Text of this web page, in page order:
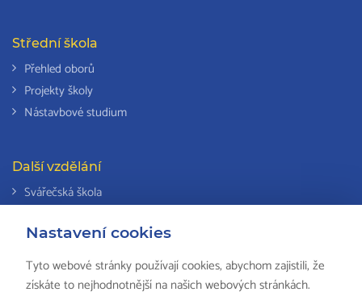
Nastavení cookies
Tyto webové stránky používají cookies, abychom zajistili, že
získáte to nejhodnotnější na našich webových stránkách.
Střední škola
Přehled oborů
Projekty školy
Nástavbové studium
Další vzdělání
Svářečská škola
Národní soustava kvalifikací